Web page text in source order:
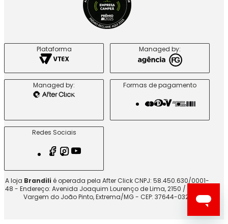
Plataforma Managed by:
Managed by: Formas de pagamento
Redes Sociais
A loja Brandili é operada pela After Click CNPJ: 58.450.630/0001-
48 - Endereço: Avenida Joaquim Lourenço de Lima, 2150 / G5-A -
Vargem do João Pinto, Extrema/MG - CEP: 37644-032.